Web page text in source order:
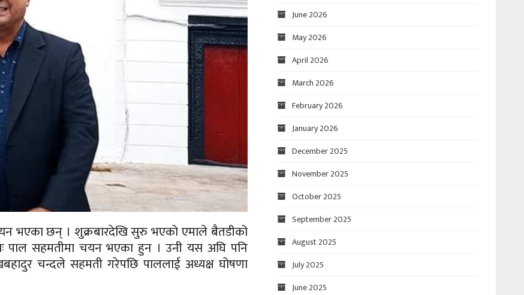
भएका छन् । शुक्रबारदेखि सुरु भएको एमाले बैतडीको
पाल सहमतीमा चयन भएका हुन । उनी यस अघि पनि
चन्दले सहमती गरेपछि पाललाई अध्यक्ष घोषणा
June 2026
May 2026
April 2026
March 2026
February 2026
January 2026
December 2025
November 2025
October 2025
September 2025
August 2025
July 2025
June 2025